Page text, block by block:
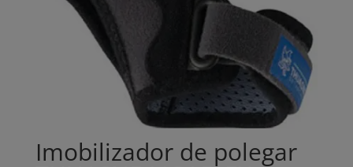
Imobilizador de polegar